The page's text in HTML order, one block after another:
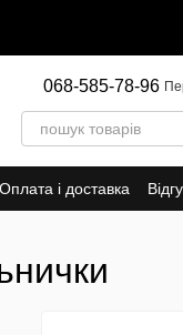
068-585-78-96
Оплата і доставка